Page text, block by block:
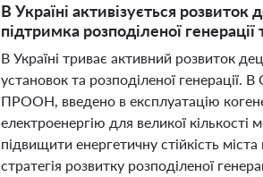
В Україні активізується
підтримка розподіленої
В Україні триває активний розвиток
установок та розподіленої генерації.
ПРООН, введено в експлуатацію
електроенергію для великої
підвищити енергетичну стійкість
стратегія розвитку розподіленої